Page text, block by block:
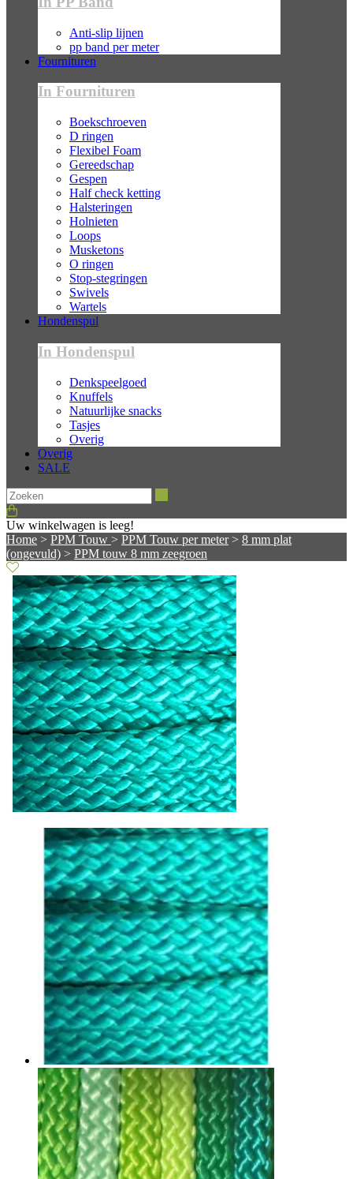
Anti-slip lijnen
pp band per meter
Fournituren
In Fournituren
Boekschroeven
D ringen
Flexibel Foam
Gereedschap
Gespen
Half check ketting
Halsteringen
Holnieten
Loops
Musketons
O ringen
Stop-stegringen
Swivels
Wartels
Hondenspul
In Hondenspul
Denkspeelgoed
Knuffels
Natuurlijke snacks
Tasjes
Overig
Overig
SALE
Uw winkelwagen is leeg!
Home > PPM Touw > PPM Touw per meter> 8 mm plat
(ongevuld) > PPM touw 8 mm zeegroen